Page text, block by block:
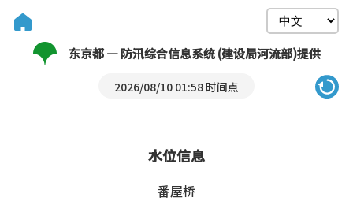
东京都 — 防汛综合信息系统 (建设局河流部)提供
2026/08/10 01:58 时间点
水位信息
番屋桥